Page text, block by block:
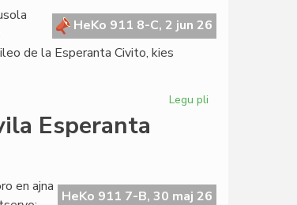
por
Literatura
HeKo 911 8-C, 2 jun 26
de la Esperanta Civito, kies
Legu pli
jara
Tago
Esperanta
HeKo 911 7-B, 30 maj 26
en ajna